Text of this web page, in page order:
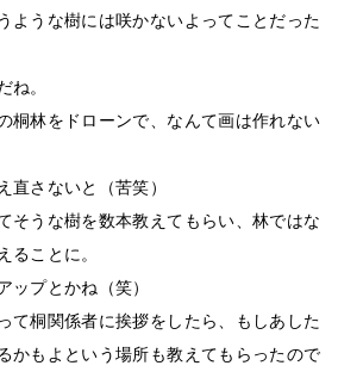
ような樹には咲かないよってことだった
ね。
桐林をドローンで、なんて画は作れない
直さないと（苦笑）
そうな樹を数本教えてもらい、林ではな
ることに。
ップとかね（笑）
て桐関係者に挨拶をしたら、もしあした
かもよという場所も教えてもらったので